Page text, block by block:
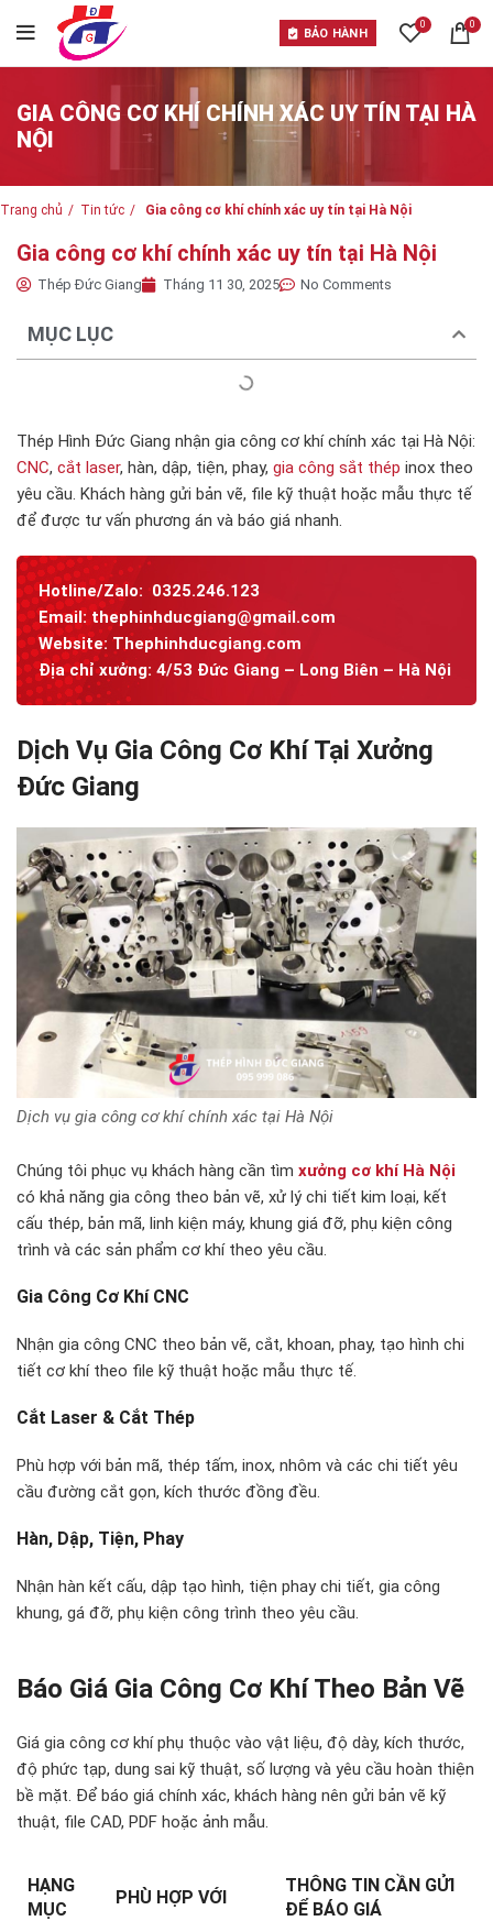
BẢO HÀNH
0 0
GIA CÔNG CƠ KHÍ CHÍNH XÁC UY TÍN TẠI HÀ
NỘI
Trang chủ Tin tức Gia công cơ khí chính xác uy tín tại Hà Nội
Gia công cơ khí chính xác uy tín tại Hà Nội
Thép Đức Giang Tháng 11 30, 2025 No Comments
MỤC LỤC
Thép Hình Đức Giang nhận gia công cơ khí chính xác tại Hà Nội:
CNC, cắt laser, hàn, dập, tiện, phay, gia công sắt thép inox theo
yêu cầu. Khách hàng gửi bản vẽ, file kỹ thuật hoặc mẫu thực tế
để được tư vấn phương án và báo giá nhanh.
Hotline/Zalo:0325.246.123
Email: thephinhducgiang@gmail.com
Website: Thephinhducgiang.com
Địa chỉ xưởng: 4/53 Đức Giang – Long Biên – Hà Nội
Dịch Vụ Gia Công Cơ Khí Tại Xưởng
Đức Giang
Dịch vụ gia công cơ khí chính xác tại Hà Nội
Chúng tôi phục vụ khách hàng cần tìm xưởng cơ khí Hà Nội
có khả năng gia công theo bản vẽ, xử lý chi tiết kim loại, kết
cấu thép, bản mã, linh kiện máy, khung giá đỡ, phụ kiện công
trình và các sản phẩm cơ khí theo yêu cầu.
Gia Công Cơ Khí CNC
Nhận gia công CNC theo bản vẽ, cắt, khoan, phay, tạo hình chi
tiết cơ khí theo file kỹ thuật hoặc mẫu thực tế.
Cắt Laser & Cắt Thép
Phù hợp với bản mã, thép tấm, inox, nhôm và các chi tiết yêu
cầu đường cắt gọn, kích thước đồng đều.
Hàn, Dập, Tiện, Phay
Nhận hàn kết cấu, dập tạo hình, tiện phay chi tiết, gia công
khung, gá đỡ, phụ kiện công trình theo yêu cầu.
Báo Giá Gia Công Cơ Khí Theo Bản Vẽ
Giá gia công cơ khí phụ thuộc vào vật liệu, độ dày, kích thước,
độ phức tạp, dung sai kỹ thuật, số lượng và yêu cầu hoàn thiện
bề mặt. Để báo giá chính xác, khách hàng nên gửi bản vẽ kỹ
thuật, file CAD, PDF hoặc ảnh mẫu.
HẠNG
MỤC
PHÙ HỢP VỚI
THÔNG TIN CẦN GỬI
ĐỂ BÁO GIÁ